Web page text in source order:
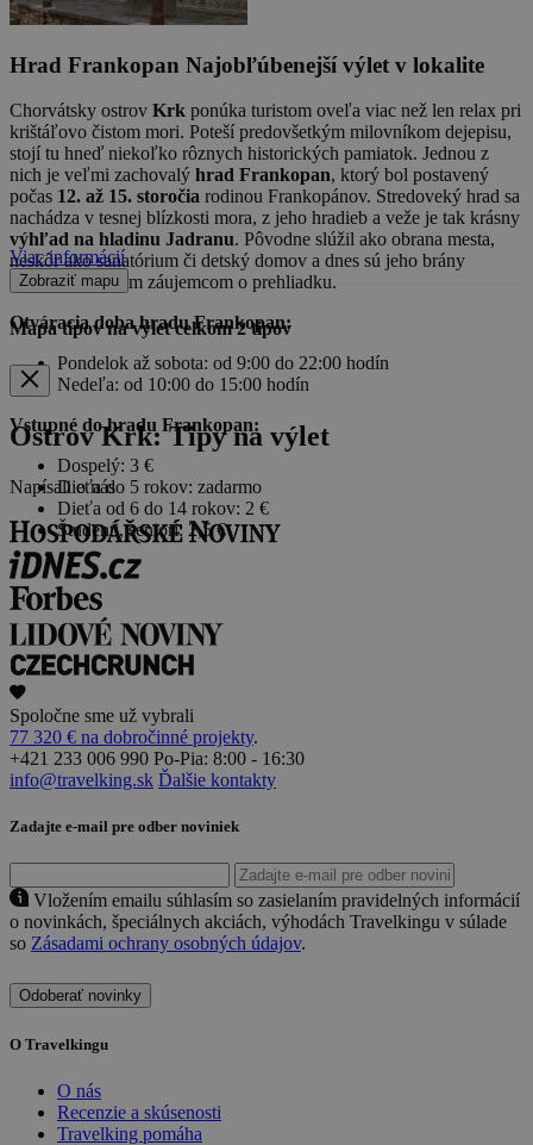
Hrad Frankopan Najobľúbenejší výlet v lokalite
Chorvátsky ostrov Krk ponúka turistom oveľa viac než len relax pri
krištáľovo čistom mori. Poteší predovšetkým milovníkom dejepisu,
stojí tu hneď niekoľko rôznych historických pamiatok. Jednou z
nich je veľmi zachovalý hrad Frankopan, ktorý bol postavený
počas 12. až 15. storočia rodinou Frankopánov. Stredoveký hrad sa
nachádza v tesnej blízkosti mora, z jeho hradieb a veže je tak krásny
výhľad na hladinu Jadranu. Pôvodne slúžil ako obrana mesta,
neskôr ako sanatórium či detský domov a dnes sú jeho brány
otvorené všetkým záujemcom o prehliadku.
Otváracia doba hradu Frankopan:
Pondelok až sobota: od 9:00 do 22:00 hodín
Nedeľa: od 10:00 do 15:00 hodín
Vstupné do hradu Frankopan:
Dospelý: 3 €
Dieťa do 5 rokov: zadarmo
Dieťa od 6 do 14 rokov: 2 €
Študenti, seniori: 2,5 €
Viac informácií
Zobraziť mapu
Mapa tipov na výletcelkom2tipov
Ostrov Krk: Tipy na výlet
Napísali o nás
Spoločne sme už vybrali
77 320 € na dobročinné projekty.
+421 233 006 990 Po-Pia: 8:00 - 16:30
info@travelking.sk Ďalšie kontakty
Zadajte e-mail pre odber noviniek
Vložením emailu súhlasím so zasielaním pravidelných informácií
o novinkách, špeciálnych akciách, výhodách Travelkingu v súlade
so Zásadami ochrany osobných údajov.
Odoberať novinky
O Travelkingu
O nás
Recenzie a skúsenosti
Travelking pomáha